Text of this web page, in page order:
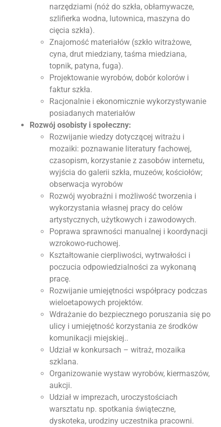
narzędziami (nóż do szkła, obłamywacze,
szlifierka wodna, lutownica, maszyna do
cięcia szkła).
Znajomość materiałów (szkło witrażowe,
cyna, drut miedziany, taśma miedziana,
topnik, patyna, fuga).
Projektowanie wyrobów, dobór kolorów i
faktur szkła.
Racjonalnie i ekonomicznie wykorzystywanie
posiadanych materiałów
Rozwój osobisty i społeczny:
Rozwijanie wiedzy dotyczącej witrażu i
mozaiki: poznawanie literatury fachowej,
czasopism, korzystanie z zasobów internetu,
wyjścia do galerii szkła, muzeów, kościołów;
obserwacja wyrobów
Rozwój wyobraźni i możliwość tworzenia i
wykorzystania własnej pracy do celów
artystycznych, użytkowych i zawodowych.
Poprawa sprawności manualnej i koordynacji
wzrokowo-ruchowej.
Kształtowanie cierpliwości, wytrwałości i
poczucia odpowiedzialności za wykonaną
pracę.
Rozwijanie umiejętności współpracy podczas
wieloetapowych projektów.
Wdrażanie do bezpiecznego poruszania się po
ulicy i umiejętność korzystania ze środków
komunikacji miejskiej..
Udział w konkursach – witraż, mozaika
szklana.
Organizowanie wystaw wyrobów, kiermaszów,
aukcji.
Udział w imprezach, uroczystościach
warsztatu np. spotkania świąteczne,
dyskoteka, urodziny uczestnika pracowni.